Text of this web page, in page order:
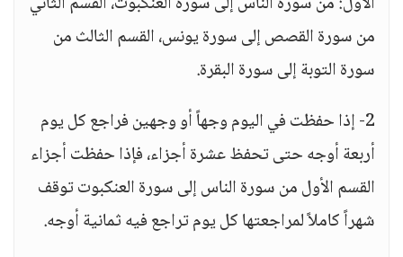
من سورة القصص إلى سورة يونس، القسم الثالث من
سورة التوبة إلى سورة البقرة.
2- إذا حفظت في اليوم وجهاً أو وجهين فراجع كل يوم
أربعة أوجه حتى تحفظ عشرة أجزاء، فإذا حفظت أجزاء
القسم الأول من سورة الناس إلى سورة العنكبوت توقف
شهراً كاملاً لمراجعتها كل يوم تراجع فيه ثمانية أوجه.